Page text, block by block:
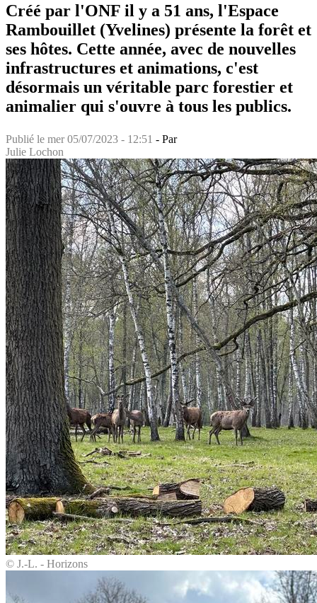
Créé par l'ONF il y a 51 ans, l'Espace
Rambouillet (Yvelines) présente la forêt et
ses hôtes. Cette année, avec de nouvelles
infrastructures et animations, c'est
désormais un véritable parc forestier et
animalier qui s'ouvre à tous les publics.
Publié le mer 05/07/2023 - 12:51 - Par
Julie Lochon
© J.-L. - Horizons